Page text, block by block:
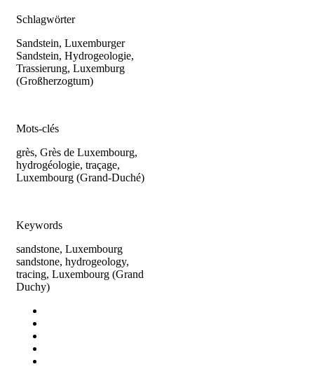
Schlagwörter
Sandstein, Luxemburger
Sandstein, Hydrogeologie,
Trassierung, Luxemburg
(Großherzogtum)
Mots-clés
grès, Grès de Luxembourg,
hydrogéologie, traçage,
Luxembourg (Grand-Duché)
Keywords
sandstone, Luxembourg
sandstone, hydrogeology,
tracing, Luxembourg (Grand
Duchy)